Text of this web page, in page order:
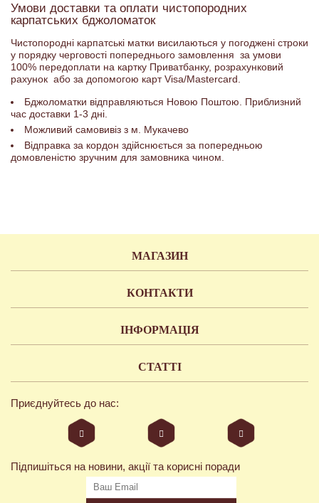
Умови доставки та оплати чистопородних
карпатських бджоломаток
Чистопородні карпатські матки висилаються у погоджені строки
у порядку черговості попереднього замовлення за умови
100% передоплати на картку Приватбанку, розрахунковий
рахунок або за допомогою карт Visa/Mastercard.
Бджоломатки відправляються Новою Поштою. Приблизний
час доставки 1-3 дні.
Можливий самовивіз з м. Мукачево
Відправка за кордон здійснюється за попередньою
домовленістю зручним для замовника чином.
МАГАЗИН
КОНТАКТИ
ІНФОРМАЦІЯ
СТАТТІ
Приєднуйтесь до нас:
Підпишіться на новини, акції та корисні поради